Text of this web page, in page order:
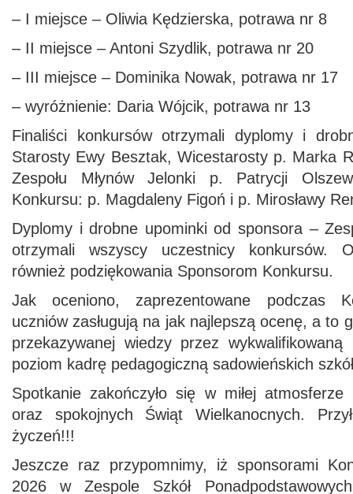
– I miejsce – Oliwia Kędzierska, potrawa nr 8
– II miejsce – Antoni Szydlik, potrawa nr 20
– III miejsce – Dominika Nowak, potrawa nr 17
– wyróżnienie: Daria Wójcik, potrawa nr 13
Finaliści konkursów otrzymali dyplomy i
Starosty Ewy Besztak, Wicestarosty p. Marka
Zespołu Młynów Jelonki p. Patrycji
Konkursu: p. Magdaleny Figoń i p. Mirosławy
Dyplomy i drobne upominki od sponsora –
otrzymali wszyscy uczestnicy konkursów.
również podziękowania Sponsorom Konkursu.
Jak oceniono, zaprezentowane podczas
uczniów zasługują na jak najlepszą ocenę, a to
przekazywanej wiedzy przez
poziom kadrę pedagogiczną sadowieńskich
Spotkanie zakończyło się w miłej
oraz spokojnych Świąt Wielkanocnych.
życzeń!!!
Jeszcze raz przypomnimy, iż sponsorami
2026 w Zespole Szkół